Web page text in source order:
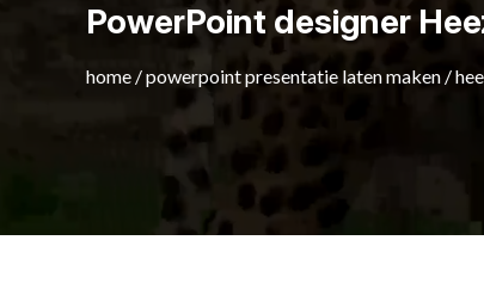
PowerPoint designer
home /powerpoint presentatie laten maken/